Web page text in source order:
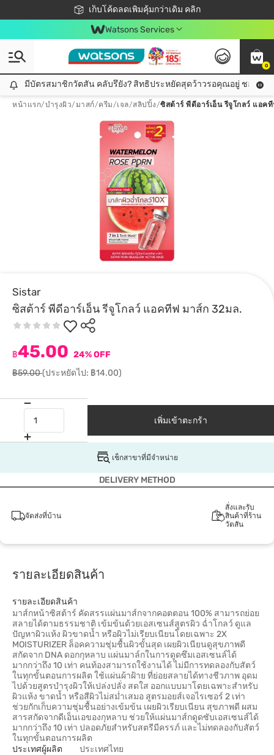
เก็บโค้ดลดเพิ่มคุ้มกว่าเดิม คลิก
ชอปออนไลน์ครั้งแรก ลดเพิ่มจุก ๆ 10%! 🎉
📦ส่งฟรี! เมื่อชอป 499฿
สมาชิกวัตสัน คลับดียังไง?
Watsons Services
0
มีบัตรสมาชิกวัตสัน คลับรึยัง? สิทธิประหยัดสุดว้าวรอคุณอยู่ ชอปคุ้มกว่าเดิม คลิก!
มีบัตรสมาชิกวัตสัน คลับรึยัง? สิทธิประหยัดสุดว้าวรอคุณอยู่ ชอปคุ้มก
หน้าแรก/บำรุงผิว/มาสก์/ครีม/เจล/สลิปปิ้ง/ซิสต้าร์ พีดีอาร์เอ็น รีจูโกลว์ แอค
Sistar
ซิสต้าร์ พีดีอาร์เอ็น รีจูโกลว์ แอคทีฟ มาส์ก 32มล.
฿45.00 24% OFF
฿59.00(ประหยัดไป: ฿14.00)
เพิ่มเข้าตะกร้า
เช็กสาขาที่มีจำหน่าย
DELIVERY METHOD
จัดส่งที่บ้าน
สั่งและรับ
สินค้าที่ร้าน
วัตสัน
รายละเอียดสินค้า
รายละเอียดสินค้า
มาส์กหน้าซิสต้าร์ คัดสรรแผ่นมาส์กจากคอตตอน 100% สามารถย่อย
สลายได้ตามธรรมชาติ เข้มข้นด้วยเอสเซนส์สูตรผิว ฉ่ำโกลว์ ดูแล
ปัญหาผิวแห้ง ผิวขาดน้ำ หรือผิวไม่เรียบเนียนโดยเฉพาะ 2X
MOISTURIZER ล็อคความชุ่มชื้นผิวขั้นสุด เผยผิวเนียนดูสุขภาพดี
สกัดจาก DNA ดอกกุหลาบ แผ่นมาล์กในการดูดซึมเอสเซนล์ได้
มากกว่าถึง 10 เท่า คนท้องสามารถใช้งานได้ ไม่มีการทดลองกับสัตว์
ในทุกขั้นตอนการผลิต ใช้แผ่นผ้าฝ้าย ที่ย่อยสลายได้ทางชีวภาพ อุดม
ไปด้วยสูตรบำรุงผิวให้เปล่งปลั่ง สดใส ออกแบบมาโดยเฉพาะสำหรับ
ผิวแห้ง ขาดน้ำ หรือสีผิวไม่สม่ำเสมอ สูตรมอยส์เจอไรเซอร์ 2 เท่า
ช่วยกักเก็บความชุ่มชื้นอย่างเข้มข้น เผยผิวเรียบเนียน สุขภาพดี ผสม
สารสกัดจากดีเอ็นเอของกุหลาบ ช่วยให้แผ่นมาส์กดูดซับเอสเซนส์ได้
มากกว่าถึง 10 เท่า ปลอดภัยสำหรับสตรีมีครรภ์ และไม่ทดลองกับสัตว์
ในทุกขั้นตอนการผลิต
ประเทศผู้ผลิต
ประเทศไทย